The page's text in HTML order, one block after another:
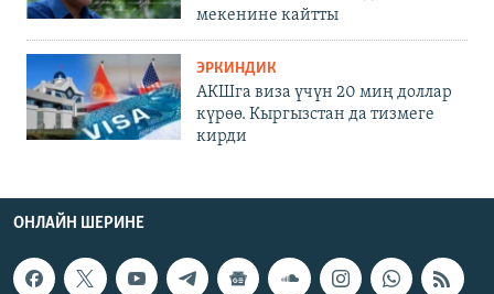
мекенине кайтты
ЭРКИНДИК
АКШга виза үчүн 20 миң доллар
күрөө. Кыргызстан да тизмеге
кирди
ОНЛАЙН ШЕРИНЕ